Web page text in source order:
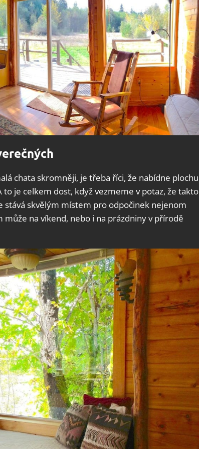
chata skromněji, je třeba říci, že nabídne plochu
je celkem dost, když vezmeme v potaz, že takto
stává skvělým místem pro odpočinek nejenom
na víkend, nebo i na prázdniny v přírodě